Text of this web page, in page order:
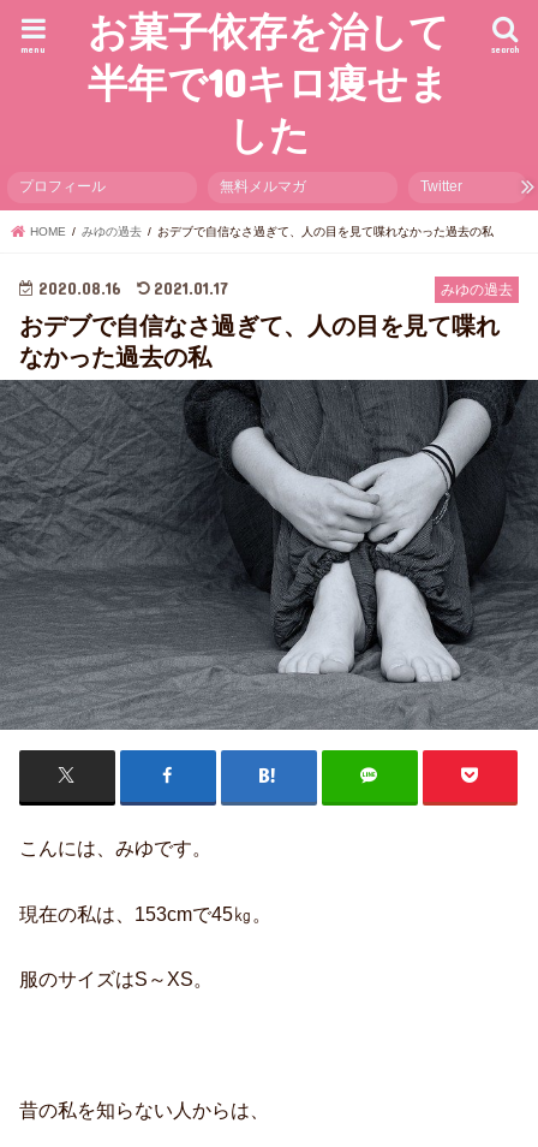
お菓子依存を治して
半年で10キロ痩せま
した
search
menu
プロフィール 無料メルマガ Twitter
HOME みゆの過去 おデブで自信なさ過ぎて、人の目を見て喋れなかった過去の私
みゆの過去
2020.08.16 2021.01.17
おデブで自信なさ過ぎて、人の目を見て喋れ
なかった過去の私
こんには、みゆです。
現在の私は、153cmで45㎏。
服のサイズはS～XS。
昔の私を知らない人からは、